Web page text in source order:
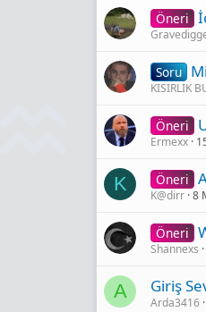
Öneri
Soru
KISIRLIK
Öneri
Ermexx
K Öneri
K@dirr 8
Öneri
Shannexs
A Giriş
Arda3416